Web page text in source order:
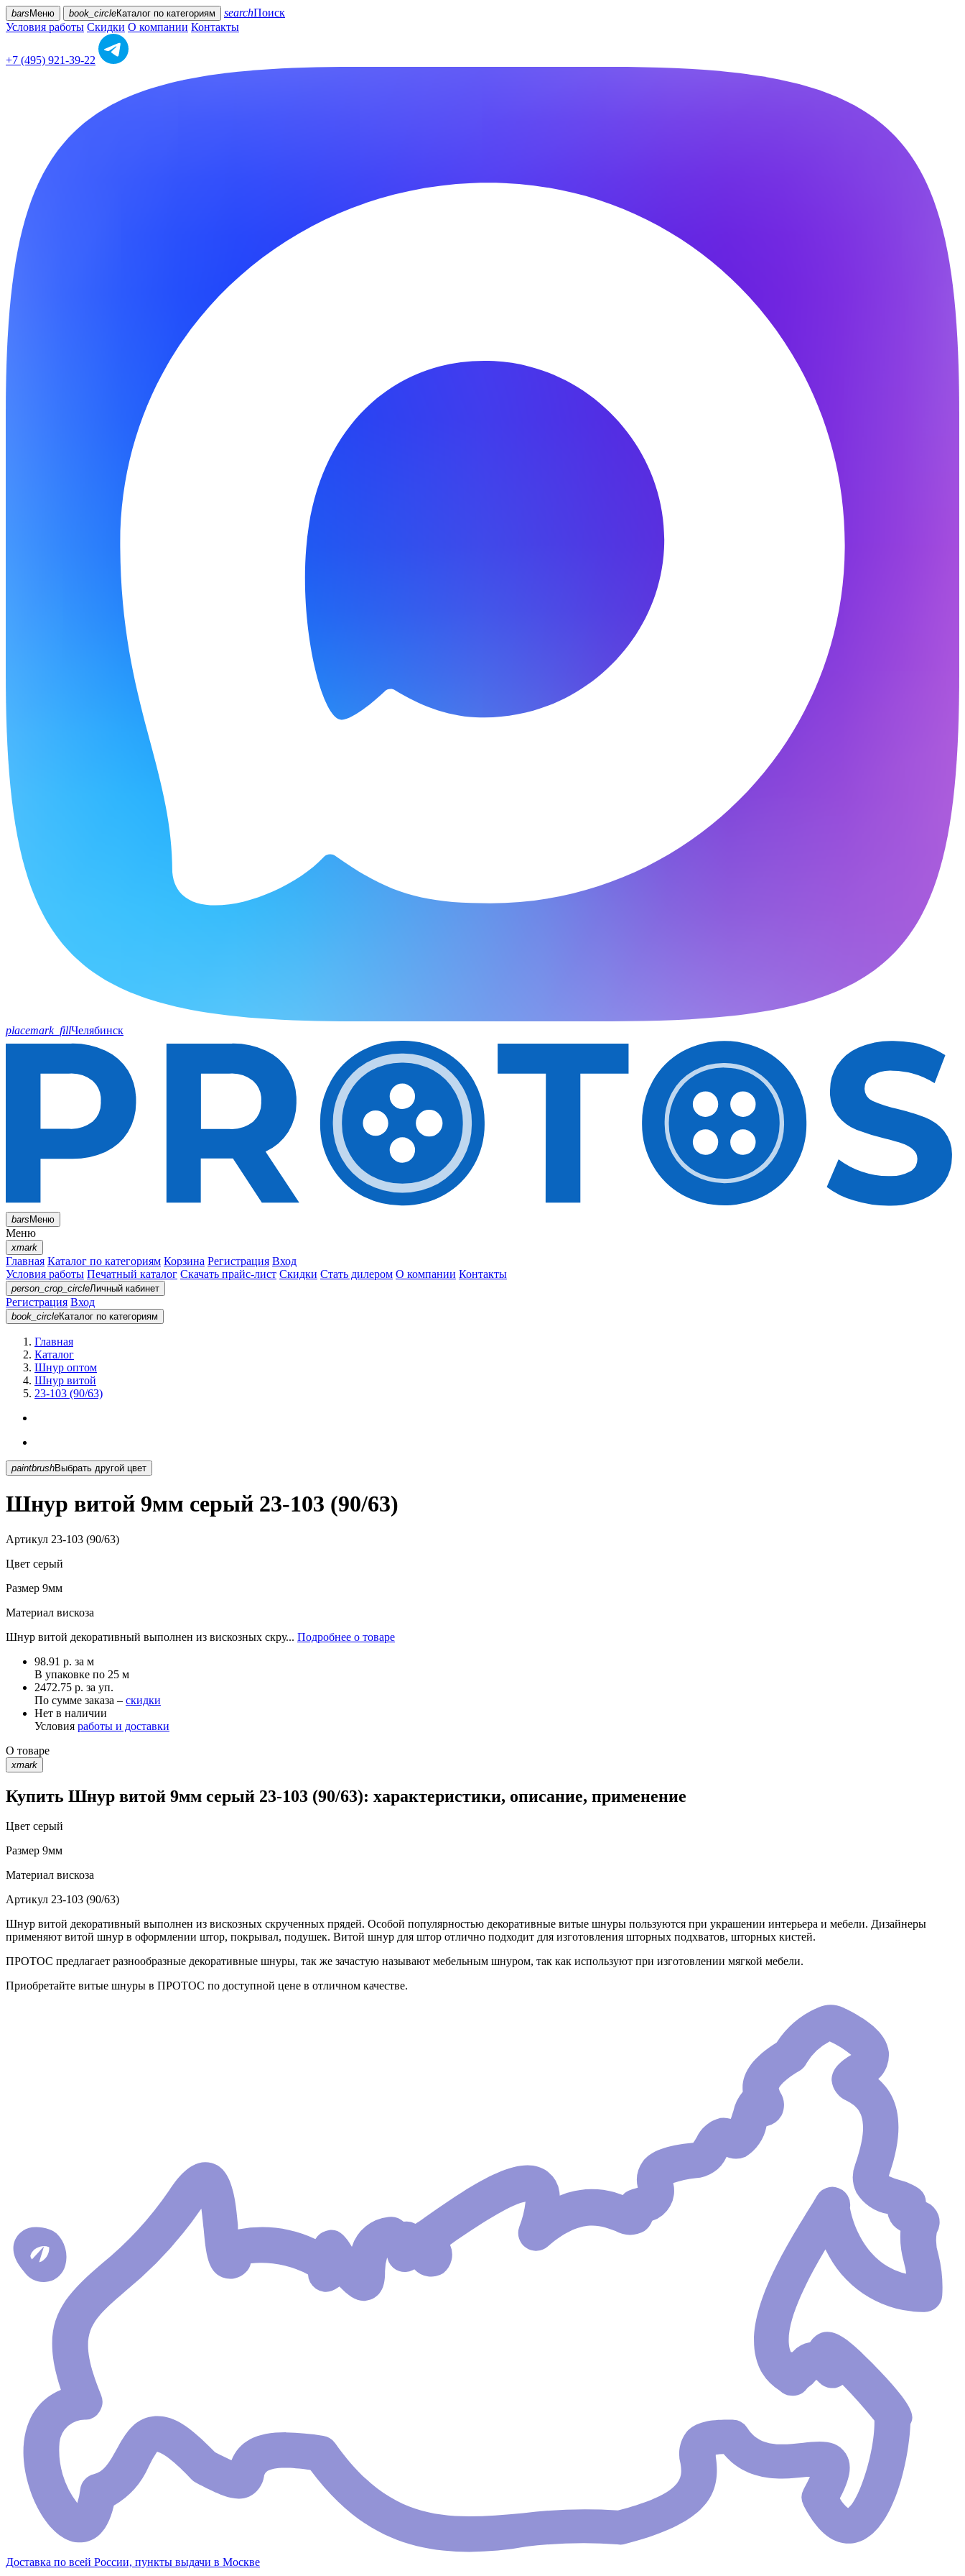
bars Меню book_circleКаталог по категориям searchПоиск
Условия работы Скидки О компании Контакты
+7 (495) 921-39-22
placemark_fillЧелябинск
barsМеню
Меню
xmark
Главная Каталог по категориям Корзина Регистрация Вход
Условия работы Печатный каталог Скачать прайс-лист Скидки Стать дилером О компании Контакты
person_crop_circleЛичный кабинет
Регистрация Вход
book_circleКаталог по категориям
Главная
Каталог
Шнур оптом
Шнур витой
23-103 (90/63)
paintbrush Выбрать другой цвет
Шнур витой 9мм серый 23-103 (90/63)
Артикул 23-103 (90/63)
Цвет серый
Размер 9мм
Материал вискоза
Шнур витой декоративный выполнен из вискозных скру... Подробнее о товаре
98.91 р. за м
В упаковке по 25 м
2472.75 р. за уп.
По сумме заказа – скидки
Нет в наличии
Условия работы и доставки
О товаре
xmark
Купить Шнур витой 9мм серый 23-103 (90/63): характеристики, описание, применение
Цвет серый
Размер 9мм
Материал вискоза
Артикул 23-103 (90/63)
Шнур витой декоративный выполнен из вискозных скрученных прядей. Особой популярностью декоративные витые шнуры пользуются при украшении интерьера и мебели. Дизайнеры
применяют витой шнур в оформлении штор, покрывал, подушек. Витой шнур для штор отлично подходит для изготовления шторных подхватов, шторных кистей.
ПРОТОС предлагает разнообразные декоративные шнуры, так же зачастую называют мебельным шнуром, так как используют при изготовлении мягкой мебели.
Приобретайте витые шнуры в ПРОТОС по доступной цене в отличном качестве.
Доставка по всей России, пункты выдачи в Москве